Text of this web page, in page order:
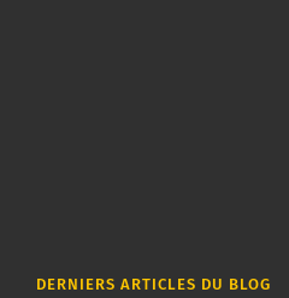
DERNIERS ARTICLES DU BLOG